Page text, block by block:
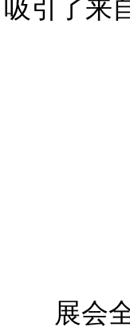
吸引了来
展会全